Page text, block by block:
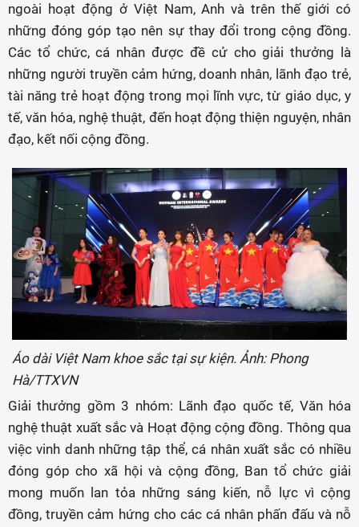
ngoài hoạt động ở Việt Nam, Anh và trên thế giới có
những đóng góp tạo nên sự thay đổi trong cộng đồng.
Các tổ chức, cá nhân được đề cử cho giải thưởng là
những người truyền cảm hứng, doanh nhân, lãnh đạo trẻ,
tài năng trẻ hoạt động trong mọi lĩnh vực, từ giáo dục, y
tế, văn hóa, nghệ thuật, đến hoạt động thiện nguyện, nhân
đạo, kết nối cộng đồng.
Áo dài Việt Nam khoe sắc tại sự kiện. Ảnh: Phong
Hà/TTXVN
Giải thưởng gồm 3 nhóm: Lãnh đạo quốc tế, Văn hóa
nghệ thuật xuất sắc và Hoạt động cộng đồng. Thông qua
việc vinh danh những tập thể, cá nhân xuất sắc có nhiều
đóng góp cho xã hội và cộng đồng, Ban tổ chức giải
mong muốn lan tỏa những sáng kiến, nỗ lực vì cộng
đồng, truyền cảm hứng cho các cá nhân phấn đấu và nỗ